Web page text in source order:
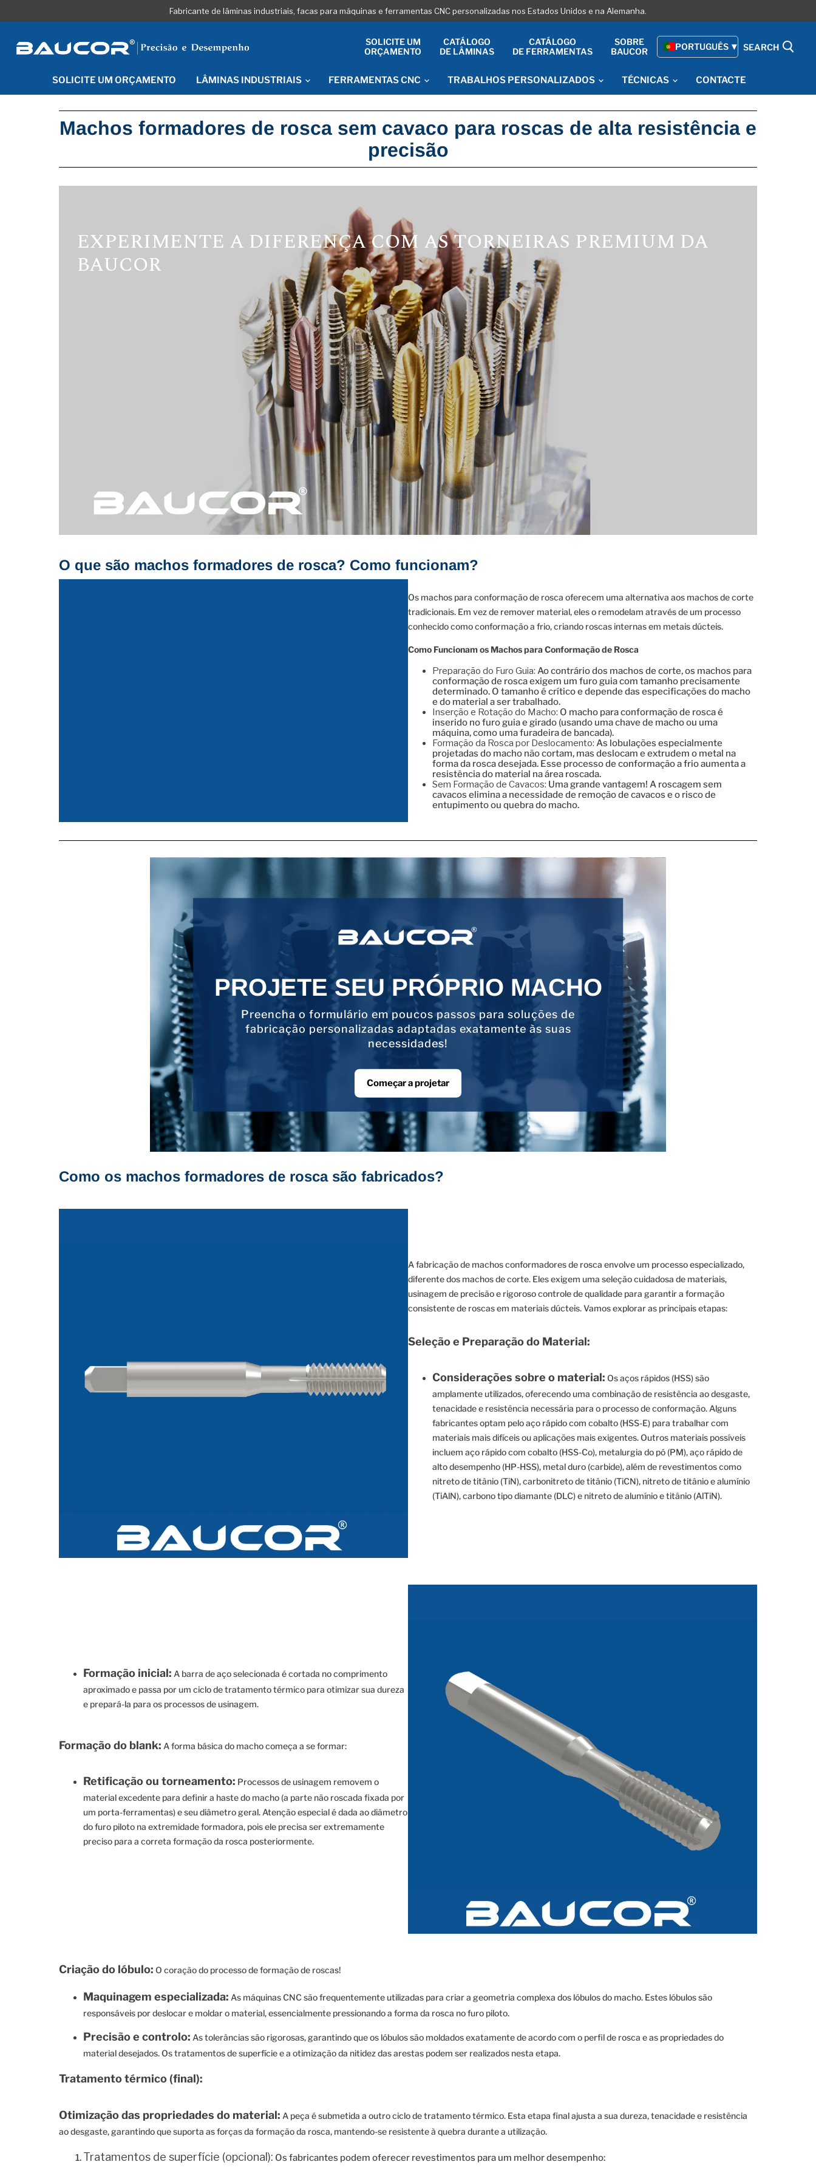
Fabricante de lâminas industriais, facas para máquinas e ferramentas CNC personalizadas nos Estados Unidos e na Alemanha.
SOLICITE UM
ORÇAMENTO
CATÁLOGO
DE LÂMINAS
CATÁLOGO
DE FERRAMENTAS
SOBRE
BAUCOR
PORTUGUÊS SEARCH
SOLICITE UM ORÇAMENTO LÂMINAS INDUSTRIAIS FERRAMENTAS CNC TRABALHOS PERSONALIZADOS TÉCNICAS CONTACTE
Machos formadores de rosca sem cavaco para roscas de alta resistência e
precisão
EXPERIMENTE A DIFERENÇA COM AS TORNEIRAS PREMIUM DA
BAUCOR
O que são machos formadores de rosca? Como funcionam?
Os machos para conformação de rosca oferecem uma alternativa aos machos de corte
tradicionais. Em vez de remover material, eles o remodelam através de um processo
conhecido como conformação a frio, criando roscas internas em metais dúcteis.
Como Funcionam os Machos para Conformação de Rosca
Preparação do Furo Guia: Ao contrário dos machos de corte, os machos para
conformação de rosca exigem um furo guia com tamanho precisamente
determinado. O tamanho é crítico e depende das especificações do macho
e do material a ser trabalhado.
Inserção e Rotação do Macho: O macho para conformação de rosca é
inserido no furo guia e girado (usando uma chave de macho ou uma
máquina, como uma furadeira de bancada).
Formação da Rosca por Deslocamento: As lobulações especialmente
projetadas do macho não cortam, mas deslocam e extrudem o metal na
forma da rosca desejada. Esse processo de conformação a frio aumenta a
resistência do material na área roscada.
Sem Formação de Cavacos: Uma grande vantagem! A roscagem sem
cavacos elimina a necessidade de remoção de cavacos e o risco de
entupimento ou quebra do macho.
PROJETE SEU PRÓPRIO MACHO
Preencha o formulário em poucos passos para soluções de
fabricação personalizadas adaptadas exatamente às suas
necessidades!
Começar a projetar
Como os machos formadores de rosca são fabricados?
A fabricação de machos conformadores de rosca envolve um processo especializado,
diferente dos machos de corte. Eles exigem uma seleção cuidadosa de materiais,
usinagem de precisão e rigoroso controle de qualidade para garantir a formação
consistente de roscas em materiais dúcteis. Vamos explorar as principais etapas:
Seleção e Preparação do Material:
Considerações sobre o material: Os aços rápidos (HSS) são
amplamente utilizados, oferecendo uma combinação de resistência ao desgaste,
tenacidade e resistência necessária para o processo de conformação. Alguns
fabricantes optam pelo aço rápido com cobalto (HSS-E) para trabalhar com
materiais mais difíceis ou aplicações mais exigentes. Outros materiais possíveis
incluem aço rápido com cobalto (HSS-Co), metalurgia do pó (PM), aço rápido de
alto desempenho (HP-HSS), metal duro (carbide), além de revestimentos como
nitreto de titânio (TiN), carbonitreto de titânio (TiCN), nitreto de titânio e alumínio
(TiAlN), carbono tipo diamante (DLC) e nitreto de alumínio e titânio (AlTiN).
Formação inicial: A barra de aço selecionada é cortada no comprimento
aproximado e passa por um ciclo de tratamento térmico para otimizar sua dureza
e prepará-la para os processos de usinagem.
Formação do blank: A forma básica do macho começa a se formar:
Retificação ou torneamento: Processos de usinagem removem o
material excedente para definir a haste do macho (a parte não roscada fixada por
um porta-ferramentas) e seu diâmetro geral. Atenção especial é dada ao diâmetro
do furo piloto na extremidade formadora, pois ele precisa ser extremamente
preciso para a correta formação da rosca posteriormente.
Criação do lóbulo: O coração do processo de formação de roscas!
Maquinagem especializada: As máquinas CNC são frequentemente utilizadas para criar a geometria complexa dos lóbulos do macho. Estes lóbulos são
responsáveis ​​por deslocar e moldar o material, essencialmente pressionando a forma da rosca no furo piloto.
Precisão e controlo: As tolerâncias são rigorosas, garantindo que os lóbulos são moldados exatamente de acordo com o perfil de rosca e as propriedades do
material desejados. Os tratamentos de superfície e a otimização da nitidez das arestas podem ser realizados nesta etapa.
Tratamento térmico (final):
Otimização das propriedades do material: A peça é submetida a outro ciclo de tratamento térmico. Esta etapa final ajusta a sua dureza, tenacidade e resistência
ao desgaste, garantindo que suporta as forças da formação da rosca, mantendo-se resistente à quebra durante a utilização.
Tratamentos de superfície (opcional): Os fabricantes podem oferecer revestimentos para um melhor desempenho: